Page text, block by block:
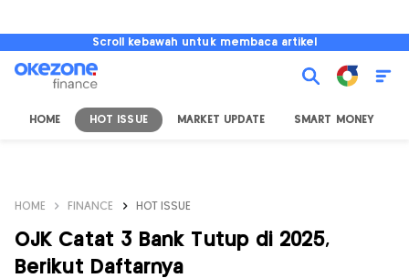
Scroll kebawah untuk membaca artikel
HOME HOT ISSUE MARKET UPDATE SMART MONEY
HOME FINANCE HOT ISSUE
OJK Catat 3 Bank Tutup di 2025,
Berikut Daftarnya